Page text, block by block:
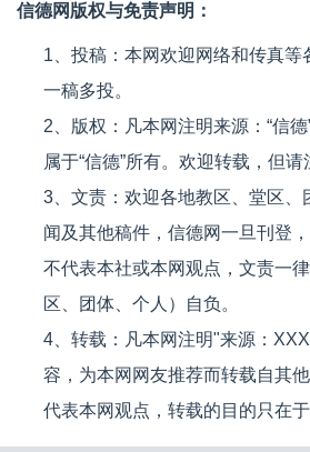
信德网版权与免责声明：
1、投稿：本网欢迎网络和传真等
一稿多投。
2、版权：凡本网注明来源：“信
属于“信德”所有。欢迎转载，但请
3、文责：欢迎各地教区、堂区、
闻及其他稿件，信德网一旦刊登
不代表本社或本网观点，文责一
区、团体、个人）自负。
4、转载：凡本网注明"来源：XXX
容，为本网网友推荐而转载自其
代表本网观点，转载的目的只在